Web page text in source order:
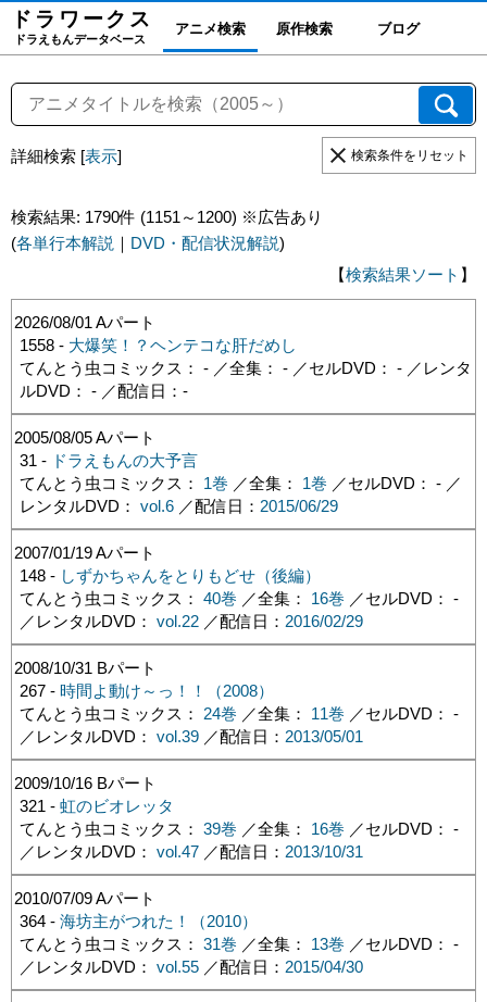
ドラワーク ス
ドラえもんデータベース
アニメ検索 原作検索 ブログ
詳細検索 [表示] 検索条件をリセット
検索結果: 1790件 (1151～1200) ※広告あり
(各単行本解説 ｜ DVD・配信状況解説)
【検索結果ソート 】
2026/08/01 Aパート
1558 - 大爆笑！？ヘンテコな肝だめし
てんとう虫コミックス： - ／全集： - ／セルDVD： - ／レンタ
ルDVD： - ／配信日： -
2005/08/05Aパート
31 - ドラえもんの大予言
てんとう虫コミックス： 1巻 ／全集： 1巻 ／セルDVD： - ／
レンタルDVD： vol.6／配信日： 2015/06/29
2007/01/19Aパート
148 - しずかちゃんをとりもどせ（後編）
てんとう虫コミックス： 40巻 ／全集： 16巻 ／セルDVD： -
／レンタルDVD： vol.22／配信日： 2016/02/29
2008/10/31 Bパート
267 - 時間よ動け～っ！！（2008）
てんとう虫コミックス： 24巻 ／全集： 11巻 ／セルDVD： -
／レンタルDVD： vol.39／配信日： 2013/05/01
2009/10/16 Bパート
321 - 虹のビオレッタ
てんとう虫コミックス： 39巻 ／全集： 16巻 ／セルDVD： -
／レンタルDVD： vol.47／配信日： 2013/10/31
2010/07/09Aパート
364 - 海坊主がつれた！（2010）
てんとう虫コミックス： 31巻 ／全集： 13巻 ／セルDVD： -
／レンタルDVD： vol.55／配信日： 2015/04/30